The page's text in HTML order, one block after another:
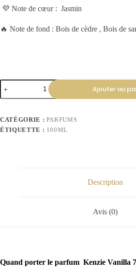
💜 Note de cœur : Jasmin
🔥 Note de fond : Bois de cèdre , Bois de
Ajouter au
CATÉGORIE : PARFUMS
ÉTIQUETTE : 100ML
Description
Avis (0)
Quand porter le parfum Kenzie Vanilla